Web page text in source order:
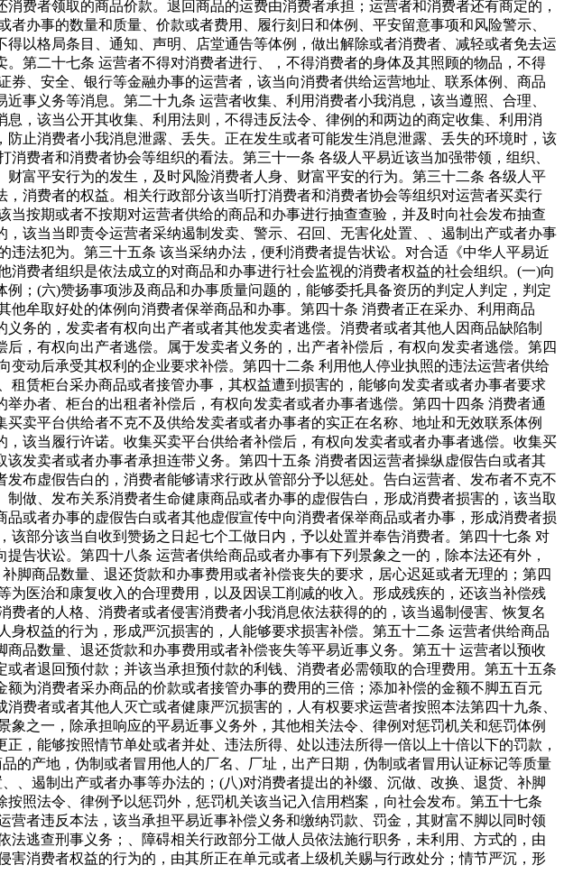
费者领取的商品价款。退回商品的运费由消费者承担；运营者和消费者还有商定的，
办事的数量和质量、价款或者费用、履行刻日和体例、平安留意事项和风险警示、
以格局条目、通知、声明、店堂通告等体例，做出解除或者消费者、减轻或者免去运
第二十七条 运营者不得对消费者进行、，不得消费者的身体及其照顾的物品，不得
、安全、银行等金融办事的运营者，该当向消费者供给运营地址、联系体例、商品
事义务等消息。第二十九条 运营者收集、利用消费者小我消息，该当遵照、合理、
，该当公开其收集、利用法则，不得违反法令、律例的和两边的商定收集、利用消
止消费者小我消息泄露、丢失。正在发生或者可能发生消息泄露、丢失的环境时，该
费者和消费者协会等组织的看法。第三十一条 各级人平易近该当加强带领，组织、
富平安行为的发生，及时风险消费者人身、财富平安的行为。第三十二条 各级人平
消费者的权益。相关行政部分该当听打消费者和消费者协会等组织对运营者买卖行
按期或者不按期对运营者供给的商品和办事进行抽查查验，并及时向社会发布抽查
该当当即责令运营者采纳遏制发卖、警示、召回、无害化处置、、遏制出产或者办事
法犯为。第三十五条 该当采纳办法，便利消费者提告状讼。对合适《中华人平易近
费者组织是依法成立的对商品和办事进行社会监视的消费者权益的社会组织。(一)向
；(六)赞扬事项涉及商品和办事质量问题的，能够委托具备资历的判定人判定，判定
牟取好处的体例向消费者保举商品和办事。第四十条 消费者正在采办、利用商品
务的，发卖者有权向出产者或者其他发卖者逃偿。消费者或者其他人因商品缺陷制
，有权向出产者逃偿。属于发卖者义务的，出产者补偿后，有权向发卖者逃偿。第四
动后承受其权利的企业要求补偿。第四十二条 利用他人停业执照的违法运营者供给
赁柜台采办商品或者接管办事，其权益遭到损害的，能够向发卖者或者办事者要求
办者、柜台的出租者补偿后，有权向发卖者或者办事者逃偿。第四十四条 消费者通
卖平台供给者不克不及供给发卖者或者办事者的实正在名称、地址和无效联系体例
该当履行许诺。收集买卖平台供给者补偿后，有权向发卖者或者办事者逃偿。收集买
发卖者或者办事者承担连带义务。第四十五条 消费者因运营者操纵虚假告白或者其
布虚假告白的，消费者能够请求行政从管部分予以惩处。告白运营者、发布者不克不
做、发布关系消费者生命健康商品或者办事的虚假告白，形成消费者损害的，该当取
或者办事的虚假告白或者其他虚假宣传中向消费者保举商品或者办事，形成消费者损
部分该当自收到赞扬之日起七个工做日内，予以处置并奉告消费者。第四十七条 对
告状讼。第四十八条 运营者供给商品或者办事有下列景象之一的，除本法还有外，
脚商品数量、退还货款和办事费用或者补偿丧失的要求，居心迟延或者无理的；第四
医治和康复收入的合理费用，以及因误工削减的收入。形成残疾的，还该当补偿残
者的人格、消费者或者侵害消费者小我消息依法获得的的，该当遏制侵害、恢复名
权益的行为，形成严沉损害的，人能够要求损害补偿。第五十二条 运营者供给商品
品数量、退还货款和办事费用或者补偿丧失等平易近事义务。第五十 运营者以预收
者退回预付款；并该当承担预付款的利钱、消费者必需领取的合理费用。第五十五条
为消费者采办商品的价款或者接管办事的费用的三倍；添加补偿的金额不脚五百元
费者或者其他人灭亡或者健康严沉损害的，人有权要求运营者按照本法第四十九条、
之一，除承担响应的平易近事义务外，其他相关法令、律例对惩罚机关和惩罚体例
，能够按照情节单处或者并处、违法所得、处以违法所得一倍以上十倍以下的罚款，
的产地，伪制或者冒用他人的厂名、厂址，出产日期，伪制或者冒用认证标记等质量
、遏制出产或者办事等办法的；(八)对消费者提出的补缀、沉做、改换、退货、补脚
照法令、律例予以惩罚外，惩罚机关该当记入信用档案，向社会发布。第五十七条
者违反本法，该当承担平易近事补偿义务和缴纳罚款、罚金，其财富不脚以同时领
逃查刑事义务；、障碍相关行政部分工做人员依法施行职务，未利用、方式的，由
消费者权益的行为的，由其所正在单元或者上级机关赐与行政处分；情节严沉，形